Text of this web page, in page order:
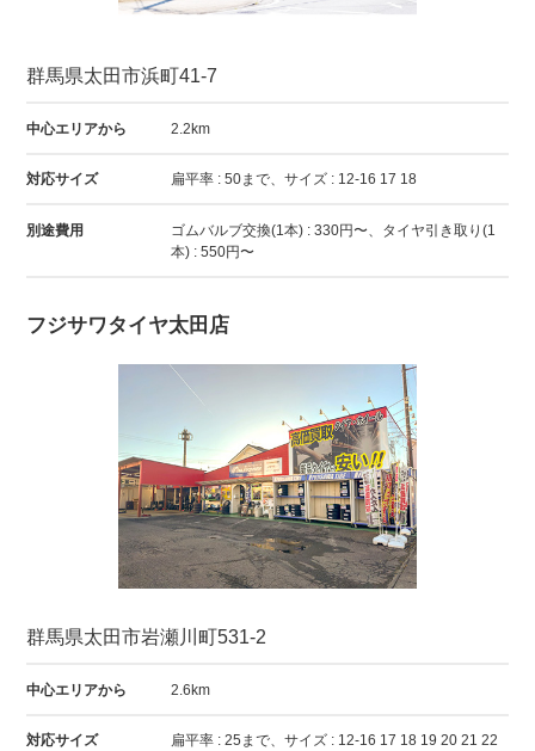
群馬県太田市浜町41-7
中心エリアから 2.2km
対応サイズ 扁平率 : 50まで、サイズ : 12-16 17 18
別途費用
ゴムバルブ交換(1本) : 330円〜、タイヤ引き取り(1
本) : 550円〜
フジサワタイヤ太田店
群馬県太田市岩瀬川町531-2
中心エリアから 2.6km
対応サイズ 扁平率 : 25まで、サイズ : 12-16 17 18 19 20 21 22